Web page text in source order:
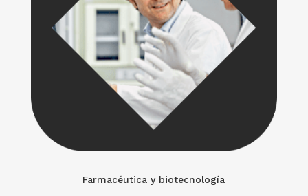
Farmacéutica y biotecnología